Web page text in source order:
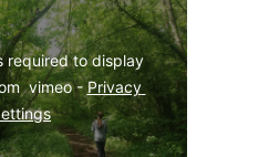
required to display
vimeo - Privacy